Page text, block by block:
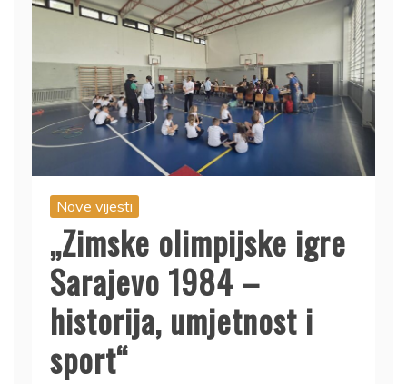
Nove vijesti
„Zimske olimpijske igre
Sarajevo 1984 –
historija, umjetnost i
sport“